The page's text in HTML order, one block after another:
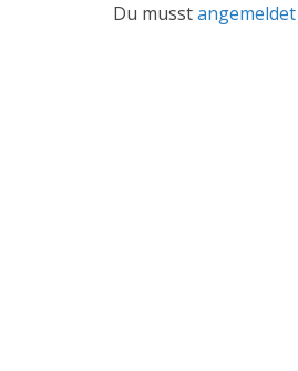
Du musstangemeldet